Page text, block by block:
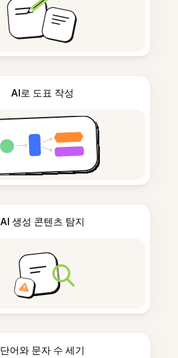
AI로 도표 작성
AI 생성 콘텐츠 탐지
단어와 문자 수 세기